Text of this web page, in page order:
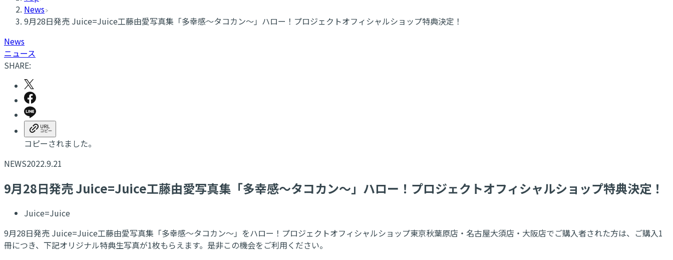
News
9月28日発売 Juice=Juice工藤由愛写真集「多幸感～タコカン～」ハロー！プロジェクトオフィシャルショップ特典決定！
News
ニュース
SHARE:
コピーされました。
NEWS2022.9.21
9月28日発売 Juice=Juice工藤由愛写真集「多幸感～タコカン～」ハロー！プロジェクトオフィシャルショップ特典決定！
Juice=Juice
9月28日発売 Juice=Juice工藤由愛写真集「多幸感～タコカン～」をハロー！プロジェクトオフィシャルショップ東京秋葉原店・名古屋大須店・大阪店でご購入者された方は、ご購入1
冊につき、下記オリジナル特典生写真が1枚もらえます。是非この機会をご利用ください。